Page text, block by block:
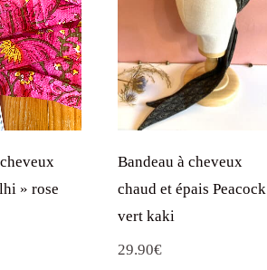
» rose
Bandeau à cheveux
chaud et épais Peacock
vert kaki
29.90€